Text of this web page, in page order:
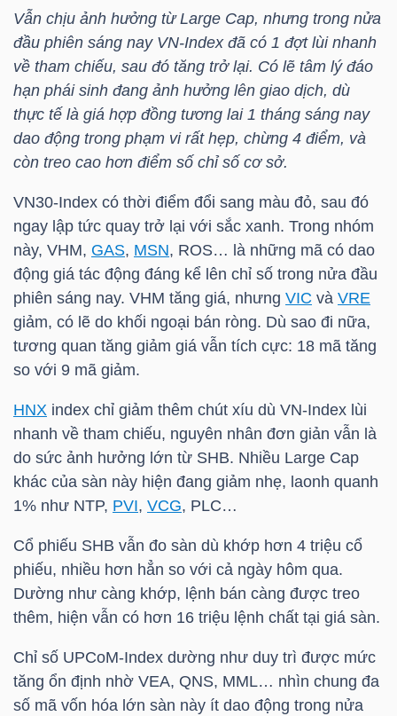
Vẫn chịu ảnh hưởng từ Large Cap, nhưng trong nửa
đầu phiên sáng nay VN-Indexđã có 1 đợt lùi nhanh
về tham chiếu, sau đó tăng trở lại. Có lẽ tâm lý đáo
hạn phái sinh đang ảnh hưởng lên giao dịch, dù
thực tế là giá hợp đồng tương lai 1 tháng sáng nay
dao động trong phạm vi rất hẹp, chừng 4 điểm, và
còn treo cao hơn điểm số chỉ số cơ sở.
VN30-Index có thời điểm đổi sang màu đỏ, sau đó
ngay lập tức quay trở lại với sắc xanh. Trong nhóm
này, VHM, GAS, MSN, ROS… là những mã có dao
động giá tác động đáng kể lên chỉ số trong nửa đầu
phiên sáng nay. VHM tăng giá, nhưng VIC và VRE
giảm, có lẽ do khối ngoại bán ròng. Dù sao đi nữa,
tương quan tăng giảm giá vẫn tích cực: 18 mã tăng
so với 9 mã giảm.
HNX index chỉ giảm thêm chút xíu dù VN-Index lùi
nhanh về tham chiếu, nguyên nhân đơn giản vẫn là
do sức ảnh hưởng lớn từ SHB. Nhiều Large Cap
khác của sàn này hiện đang giảm nhẹ, laonh quanh
1% như NTP, PVI, VCG, PLC…
Cổ phiếu SHB vẫn đo sàn dù khớp hơn 4 triệu cổ
phiếu, nhiều hơn hẳn so với cả ngày hôm qua.
Dường như càng khớp, lệnh bán càng được treo
thêm, hiện vẫn có hơn 16 triệu lệnh chất tại giá sàn.
Chỉ số UPCoM-Index dường như duy trì được mức
tăng ổn định nhờ VEA, QNS, MML… nhìn chung đa
số mã vốn hóa lớn sàn này ít dao động trong nửa
TIÊU
DÙNG
THIẾT
CHĂM
SÓC
SỨC
KHỎE
TÀI
CHÍNH
CÔNG
THÔNG
TIN